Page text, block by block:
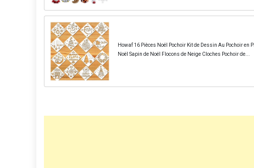
Howaf 16 Pièces Noël Pochoir Kit de Dessin Au Pochoir en
Noël Sapin de Noël Flocons de Neige Cloches Pochoir de...